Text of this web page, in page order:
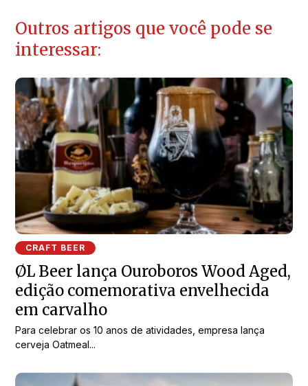
Outros artigos que você pode se
interessar:
CRAFT BEER
ØL Beer lança Ouroboros Wood Aged,
edição comemorativa envelhecida
em carvalho
Para celebrar os 10 anos de atividades, empresa lança
cerveja Oatmeal...